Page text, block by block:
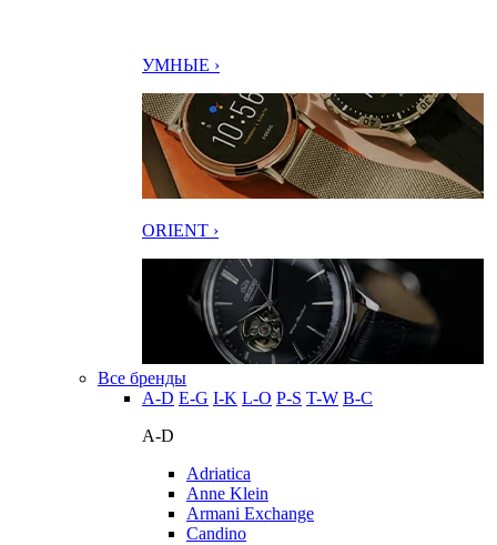
УМНЫЕ ›
ORIENT ›
Все бренды
A-D E-G I-K L-O P-S T-W В-С
A-D
Adriatica
Anne Klein
Armani Exchange
Candino